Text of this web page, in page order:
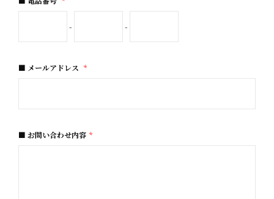
- -
メールアドレス *
お問い合わせ内容 *